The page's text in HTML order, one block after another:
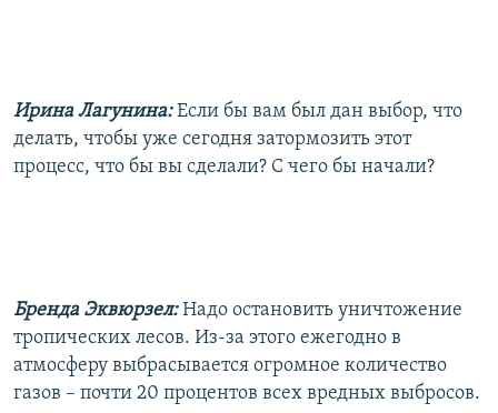
Ирина Лагунина:Если бы вам был дан выбор, что
делать, чтобы уже сегодня затормозить этот
процесс, что бы вы сделали? С чего бы начали?
Бренда Эквюрзел:Надо остановить уничтожение
тропических лесов. Из-за этого ежегодно в
атмосферу выбрасывается огромное количество
газов – почти 20 процентов всех вредных выбросов.